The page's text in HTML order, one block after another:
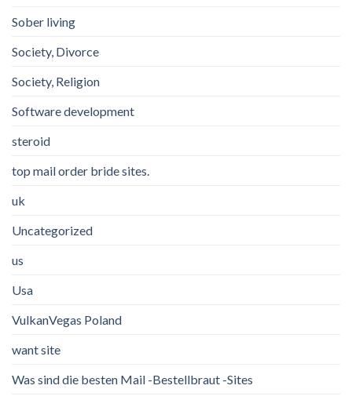
Sober living
Society, Divorce
Society, Religion
Software development
steroid
top mail order bride sites.
uk
Uncategorized
us
Usa
VulkanVegas Poland
want site
Was sind die besten Mail -Bestellbraut -Sites